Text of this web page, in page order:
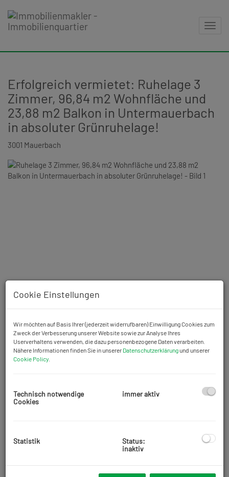
Erfolgreich vermietet: Ruhelage 3
Zimmer, 96,84 m2 Wohnfläche und
23,88 m2 Balkon in Untermauerbach
in absoluter Grünruhelage!
3001 Mauerbach
Projekt LELIWA - Dachgeschosswohnung 3 Zimmer, 96,84 m2
Wohnfläche mit 23,88 m2 Balkon in Untermauerbach in absoluter
Cookie Einstellungen
Wir möchten auf Basis Ihrer (jederzeit widerrufbaren) Einwilligung Cookies zum
Zweck der Verbesserung unserer Website sowie zur Analyse Ihres
Userverhaltens verwenden, die dazu personenbezogene Daten verarbeiten.
Nähere Informationen finden Sie in unserer Datenschutzerklärungund unserer
Cookie Policy
Technisch notwendige
Cookies
immer aktiv
Statistik
Status:
inaktiv